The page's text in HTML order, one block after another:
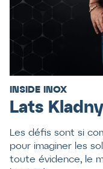
INSIDE INOX
Lats Kladny
Les défis sont si
pour imaginer les
toute évidence, le